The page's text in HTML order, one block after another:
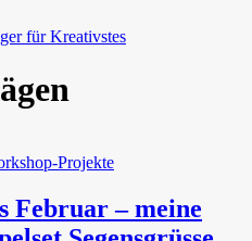
für Kreativstes
Projekte
Februar – meine